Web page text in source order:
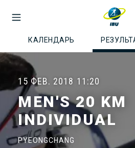
КАЛЕНДАРЬ
15 ФЕВ. 2018 11:20
MEN'S 20 KM
INDIVIDUAL
PYEONGCHANG